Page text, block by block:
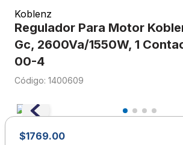
Koblenz
Regulador Para Motor
Gc, 2600Va/1550W, 1
00-4
: 1400609
$1769.00
2.
libretas
3.
cuaderno
4.
colores
5.
cuadernos
6.
boligrafo